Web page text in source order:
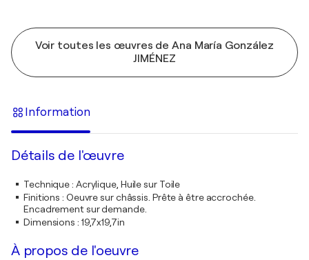
Voir toutes les œuvres de Ana María González
JIMÉNEZ
Information
Détails de l'œuvre
Technique: Acrylique, Huile sur Toile
Finitions : Oeuvre sur châssis. Prête à être accrochée.
Encadrement sur demande.
Dimensions : 19,7x19,7in
À propos de l'oeuvre